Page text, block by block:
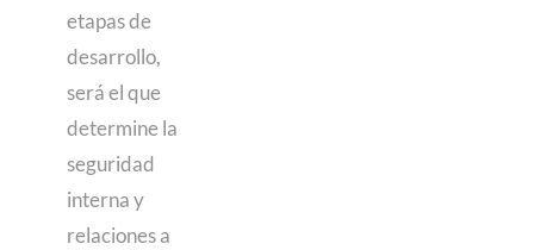
etapas de
desarrollo,
será el que
determine la
seguridad
interna y
relaciones a